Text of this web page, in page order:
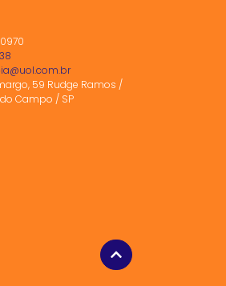
59 Rudge Ramos /
Campo / SP